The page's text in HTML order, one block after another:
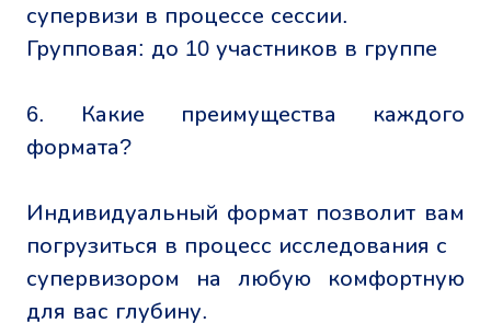
супервизи в процессе сессии.
Групповая: до 10 участников в группе
6. Какие преимущества каждого
формата?
Индивидуальный формат позволит вам
погрузиться в процесс исследования с
супервизором на любую комфортную
для вас глубину.